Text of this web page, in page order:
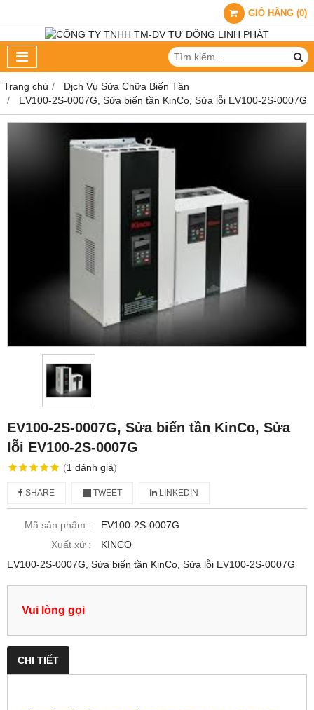
GIỎ HÀNG (0)
Trang chủ
Dịch Vụ Sửa Chữa Biến Tần
EV100-2S-0007G, Sửa biến tần KinCo, Sửa lỗi EV100-2S-0007G
EV100-2S-0007G, Sửa biến tần KinCo, Sửa
lỗi EV100-2S-0007G
(1 đánh giá)
SHARE TWEET LINKEDIN
Mã sản phẩm :
EV100-2S-0007G
Xuất xứ :
KINCO
EV100-2S-0007G, Sửa biến tần KinCo, Sửa lỗi EV100-2S-0007G
Vui lòng gọi
CHI TIẾT